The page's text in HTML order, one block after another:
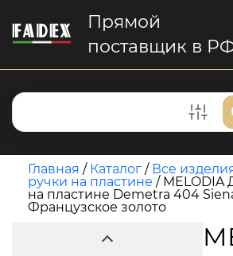
Прямой
поставщик в
Главная / Каталог / Все
ручки на пластине / MELODIA
на пластине Demetra 404
Французское золото